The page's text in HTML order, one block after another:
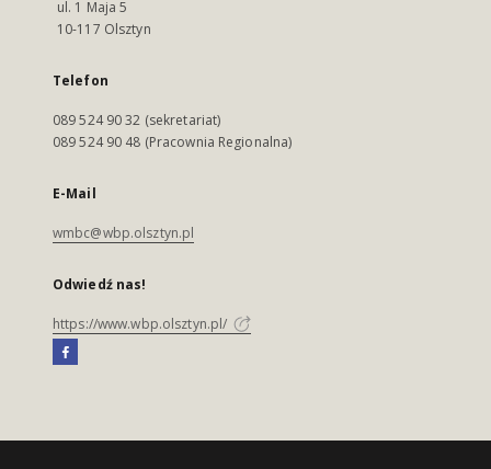
ul. 1 Maja 5
10-117 Olsztyn
Telefon
089 524 90 32 (sekretariat)
089 524 90 48 (Pracownia Regionalna)
E-Mail
wmbc@wbp.olsztyn.pl
Odwiedź nas!
https://www.wbp.olsztyn.pl/